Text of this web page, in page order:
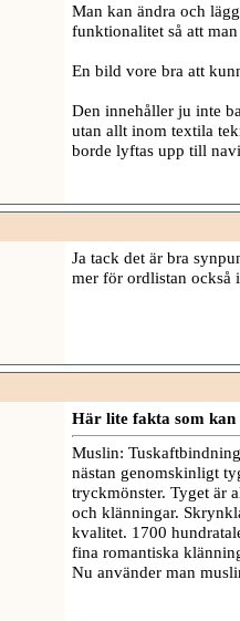
Man kan ändra och
funktionalitet så att
En bild vore bra att
Den innehåller ju inte
utan allt inom textila
borde lyftas upp till
Ja tack det är bra
mer för ordlistan också
Här lite fakta som kan
Muslin:
nästan genomskinligt
tryckmönster. Tyget är
och klänningar.
kvalitet. 1700
fina romantiska
Nu använder man